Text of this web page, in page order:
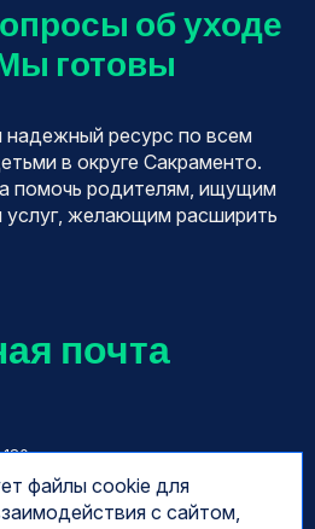
файлы cookie для
с сайтом,
об уходе
готовы
надежный ресурс по всем
в округе Сакраменто.
помочь родителям, ищущим
желающим расширить
почта
180
95670